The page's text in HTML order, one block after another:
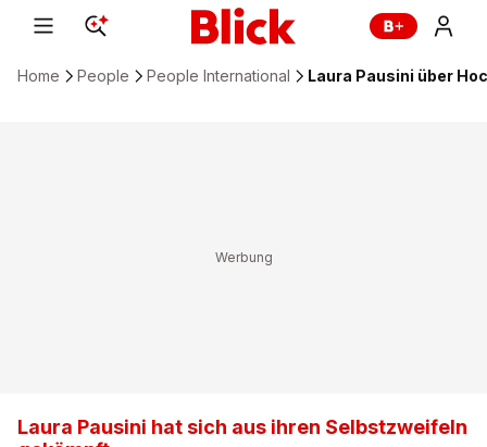
Home People People International Laura Pausini über
Laura Pausini hat sich aus ihren Selbstzweifeln